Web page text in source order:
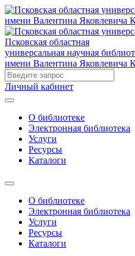
Псковская областная
универсальная научная
имени Валентина Яковлевича
Личный кабинет
О библиотеке
Электронная библиотека
Услуги
Ресурсы
Каталоги
О библиотеке
Электронная библиотека
Услуги
Ресурсы
Каталоги